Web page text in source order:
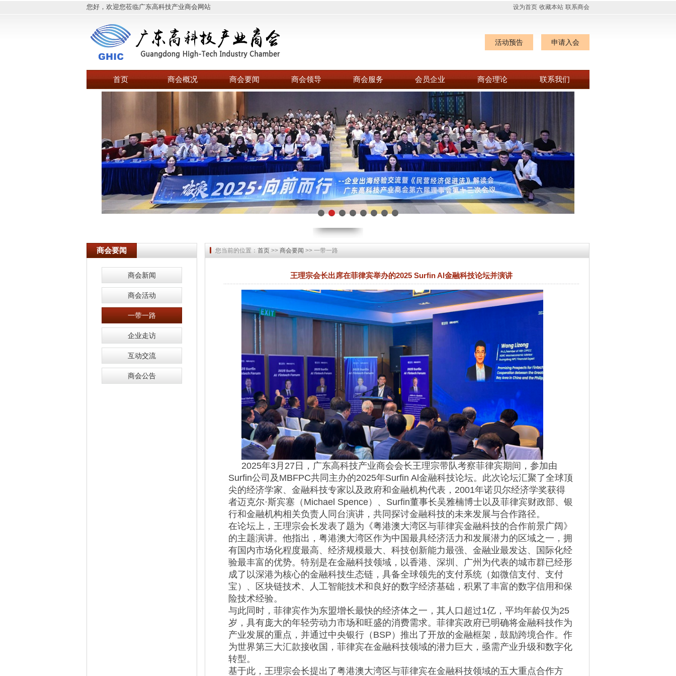
您好，欢迎您莅临广东高科技产业商会网站 设为首页 收藏本站 联系商会
活动预告 申请入会
首页 商会概况 商会要闻 商会领导 商会服务 会员企业 商会理论 联系我们
1 2 3 4 5 6 7 8
商会要闻 您当前的位置： 首页 >> 商会要闻 >> 一带一路
商会新闻
商会活动
一带一路
企业走访
互动交流
商会公告
王理宗会长出席在菲律宾举办的2025 Surfin Al金融科技论坛并演讲
2025年3月27日，广东高科技产业商会会长王理宗带队考察菲律宾期间，参加由
Surfin公司及MBFPC共同主办的2025年Surfin Al金融科技论坛。此次论坛汇聚了全球顶
尖的经济学家、金融科技专家以及政府和金融机构代表，2001年诺贝尔经济学奖获得
者迈克尔·斯宾塞（Michael Spence）、Surfin董事长吴雅楠博士以及菲律宾财政部、银
行和金融机构相关负责人同台演讲，共同探讨金融科技的未来发展与合作路径。
在论坛上，王理宗会长发表了题为《粤港澳大湾区与菲律宾金融科技的合作前景广阔》
的主题演讲。他指出，粤港澳大湾区作为中国最具经济活力和发展潜力的区域之一，拥
有国内市场化程度最高、经济规模最大、科技创新能力最强、金融业最发达、国际化经
验最丰富的优势。特别是在金融科技领域，以香港、深圳、广州为代表的城市群已经形
成了以深港为核心的金融科技生态链，具备全球领先的支付系统（如微信支付、支付
宝）、区块链技术、人工智能技术和良好的数字经济基础，积累了丰富的数字信用和保
险技术经验。
与此同时，菲律宾作为东盟增长最快的经济体之一，其人口超过1亿，平均年龄仅为25
岁，具有庞大的年轻劳动力市场和旺盛的消费需求。菲律宾政府已明确将金融科技作为
产业发展的重点，并通过中央银行（BSP）推出了开放的金融框架，鼓励跨境合作。作
为世界第三大汇款接收国，菲律宾在金融科技领域的潜力巨大，亟需产业升级和数字化
转型。
基于此，王理宗会长提出了粤港澳大湾区与菲律宾在金融科技领域的五大重点合作方